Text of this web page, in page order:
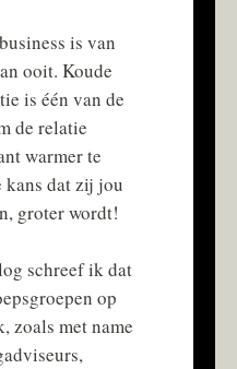
is van
ooit. Koude
is één van de
de relatie
warmer te
kans dat zij jou
groter wordt!
schreef ik dat
op
zoals met name